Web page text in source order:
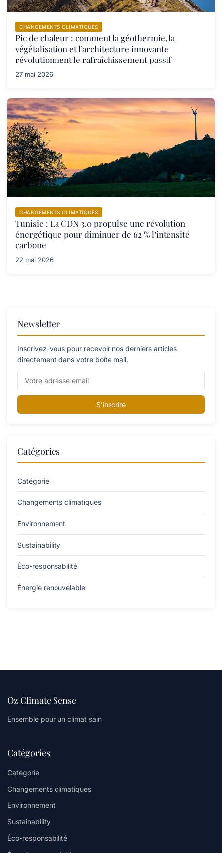
CHANGEMENTS CLIMATIQUES
Pic de chaleur : comment la géothermie, la
végétalisation et l’architecture innovante
révolutionnent le rafraîchissement passif
27 mai 2026
CHANGEMENTS CLIMATIQUES
Tunisie : La CDN 3.0 propulse une révolution
énergétique pour diminuer de 62 % l’intensité
carbone
22 mai 2026
Newsletter
Inscrivez-vous pour recevoir nos derniers articles
directement dans votre boîte mail.
S'inscrire
Catégories
Catégorie
Changements climatiques
Environnement
Sustainability
Éco-responsabilité
Énergie renouvelable
Oz Climate Sense
Ensemble pour un climat sain
Catégories
Catégorie
Changements climatiques
Environnement
Sustainability
Éco-responsabilité